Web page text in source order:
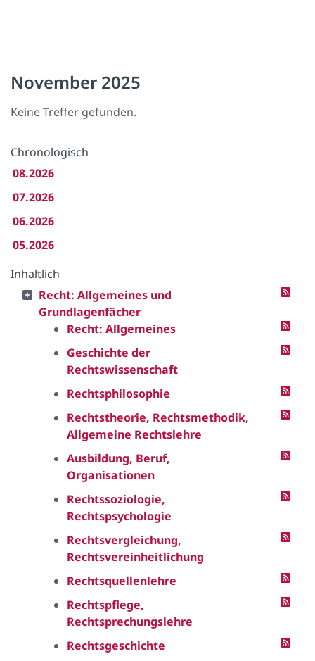
November 2025
Keine Treffer gefunden.
Chronologisch
08.2026
07.2026
06.2026
05.2026
Inhaltlich
Recht: Allgemeines und
Grundlagenfächer
Recht: Allgemeines
Geschichte der
Rechtswissenschaft
Rechtsphilosophie
Rechtstheorie, Rechtsmethodik,
Allgemeine Rechtslehre
Ausbildung, Beruf,
Organisationen
Rechtssoziologie,
Rechtspsychologie
Rechtsvergleichung,
Rechtsvereinheitlichung
Rechtsquellenlehre
Rechtspflege,
Rechtsprechungslehre
Rechtsgeschichte